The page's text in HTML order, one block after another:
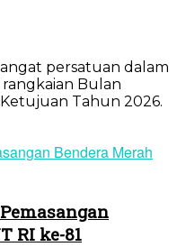
persatuan dalam
Bulan
Tahun 2026.
RI ke-81